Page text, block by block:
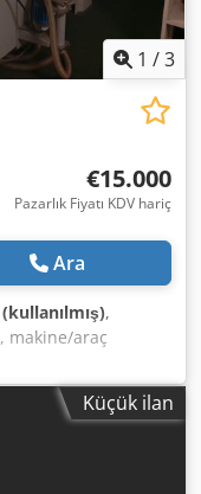
1 /3
€15.000
Pazarlık Fiyatı KDV hariç
Ara
,
, makine/araç
ambalaj
sunucu ve CAD
DkedpfxjzkbadsKüçük ilan